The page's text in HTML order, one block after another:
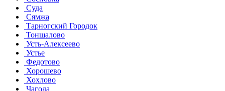
Суда
Сямжа
Тарногский Городок
Тоншалово
Усть-Алексеево
Устье
Федотово
Хорошево
Хохлово
Чагода